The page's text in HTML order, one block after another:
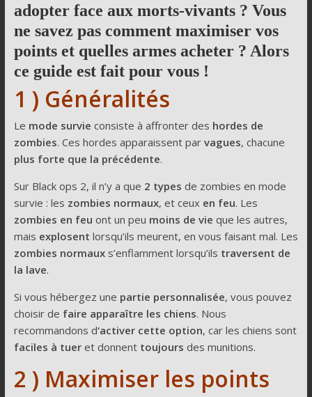
Duty
adopter face aux morts-vivants ? Vous
ne savez pas comment maximiser vos
points et quelles armes acheter ? Alors
ce guide est fait pour vous !
1 ) Généralités
Le mode survie consiste à affronter des hordes de
zombies. Ces hordes apparaissent par vagues, chacune
plus forte que la précédente.
Sur Black ops 2, il n’y a que 2 types de zombies en mode
survie : les zombies normaux, et ceux en feu. Les
zombies en feu ont un peu moins de vie que les autres,
mais explosent lorsqu’ils meurent, en vous faisant mal. Les
zombies normauxs’enflamment lorsqu’ils traversent de
la lave.
Si vous hébergez une partie personnalisée, vous pouvez
choisir de faire apparaître les chiens. Nous
recommandons d‘activer cette option, car les chiens sont
faciles à tueret donnenttoujours des munitions.
2 ) Maximiser les points